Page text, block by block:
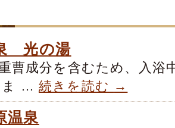
光の湯
曹成分を含むため、入浴
ま … 続きを読む →
泉